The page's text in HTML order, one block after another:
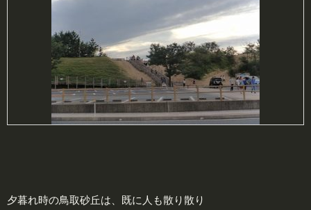
夕暮れ時の鳥取砂丘は、既に人も散り散り